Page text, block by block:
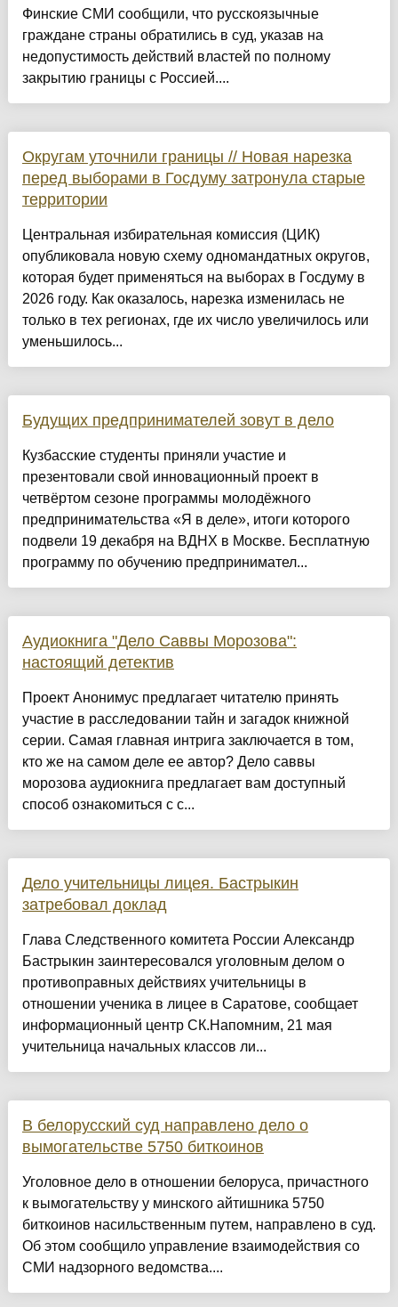
Финские СМИ сообщили, что русскоязычные
граждане страны обратились в суд, указав на
недопустимость действий властей по полному
закрытию границы с Россией....
Округам уточнили границы // Новая нарезка
перед выборами в Госдуму затронула старые
территории
Центральная избирательная комиссия (ЦИК)
опубликовала новую схему одномандатных округов,
которая будет применяться на выборах в Госдуму в
2026 году. Как оказалось, нарезка изменилась не
только в тех регионах, где их число увеличилось или
уменьшилось...
Будущих предпринимателей зовут в дело
Кузбасские студенты приняли участие и
презентовали свой инновационный проект в
четвёртом сезоне программы молодёжного
предпринимательства «Я в деле», итоги которого
подвели 19 декабря на ВДНХ в Москве. Бесплатную
программу по обучению предпринимател...
Аудиокнига "Дело Саввы Морозова":
настоящий детектив
Проект Анонимус предлагает читателю принять
участие в расследовании тайн и загадок книжной
серии. Самая главная интрига заключается в том,
кто же на самом деле ее автор? Дело саввы
морозова аудиокнига предлагает вам доступный
способ ознакомиться с с...
Дело учительницы лицея. Бастрыкин
затребовал доклад
Глава Следственного комитета России Александр
Бастрыкин заинтересовался уголовным делом о
противоправных действиях учительницы в
отношении ученика в лицее в Саратове, сообщает
информационный центр СК.Напомним, 21 мая
учительница начальных классов ли...
В белорусский суд направлено дело о
вымогательстве 5750 биткоинов
Уголовное дело в отношении белоруса, причастного
к вымогательству у минского айтишника 5750
биткоинов насильственным путем, направлено в суд.
Об этом сообщило управление взаимодействия со
СМИ надзорного ведомства....